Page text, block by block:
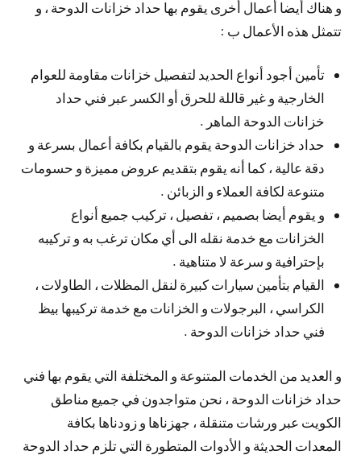
و هناك أيضا أعمال أخرى يقوم بها حداد خزانات الدوحة ، و
تتمثل هذه الأعمال ب :
تأمين أجود أنواع الحديد لتفصيل خزانات مقاومة للعوام
الخارجية و غير قاللة للحرق أو الكسر عبر فني حداد
خزانات الدوحة الماهر .
حداد خزانات الدوحة يقوم بالقيام بكافة أعمال بسرعة و
دقة عالية ، كما أنه يقوم بتقديم عروض مميزة و حسومات
متنوعة لكافة العملاء و الزبائن .
و يقوم أيضا بصميم ، تفصيل ، تركيب جميع أنواع
الخزانات مع خدمة نقله الى أي مكان ترغب به و تركيبه
بإحترافية و سرعة لا متناهية .
القيام بتأمين سيارات كبيرة لنقل المظلات ، الطاولات ،
الكراسي ، البرجولات و الخزانات مع خدمة تركيبها بيظ
فني حداد خزانات الدوحة .
و العديد من الخدمات المتنوعة و المختلفة التي يقوم بها فني
حداد خزانات الدوحة ، نحن متواجدون في جميع مناطق
الكويت عبر ورشات متنقلة ، جهزناها و زودناها بكافة
المعدات الحديثة و الأدوات المتطورة التي تلزم حداد الدوحة